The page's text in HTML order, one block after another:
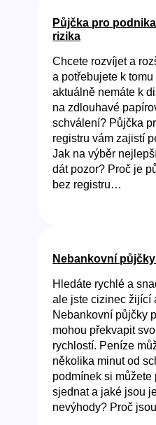
Půjčka pro
rizika
Chcete rozvíjet a
a potřebujete k
aktuálně nemáte k
na zdlouhavé
schválení? Půjčka
registru vám zajistí
Jak na výběr
dát pozor? Proč je
bez registru…
Nebankovní
Hledáte rychlé a
ale jste cizinec žijící
Nebankovní půjčky
mohou překvapit
rychlostí. Peníze
několika minut od
podmínek si
sjednat a jaké jsou
nevýhody? Proč